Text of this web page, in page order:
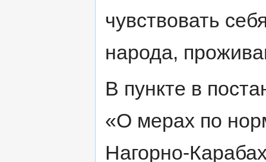
чувствовать
народа,
В пункте в
«О мерах по
Нагорно-